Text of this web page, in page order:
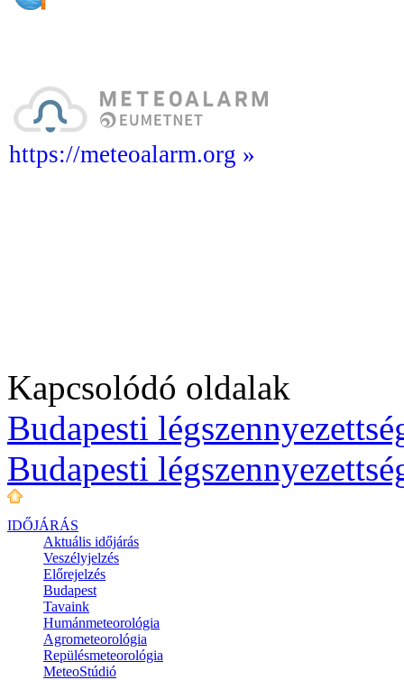
https://meteoalarm.org »
Kapcsolódó oldalak
Budapesti
Budapesti
IDŐJÁRÁS
Aktuális időjárás
Veszélyjelzés
Előrejelzés
Budapest
Tavaink
Humánmeteorológia
Agrometeorológia
Repülésmeteorológia
MeteoStúdió